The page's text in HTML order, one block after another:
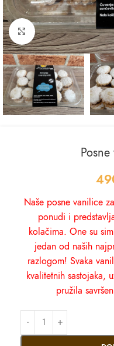
Kliknite za uvećanje
Naše posne vanilice
ponudi i
kolačima. One su
jedan od naših
razlogom! Svaka
kvalitetnih sastojaka,
pružila